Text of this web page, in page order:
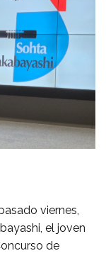
viernes,
el joven
de